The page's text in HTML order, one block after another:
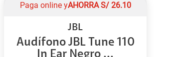
Paga online yAHORRA S/ 26.10
JBL
Audífono JBL Tune 110
In Ear Negro ...